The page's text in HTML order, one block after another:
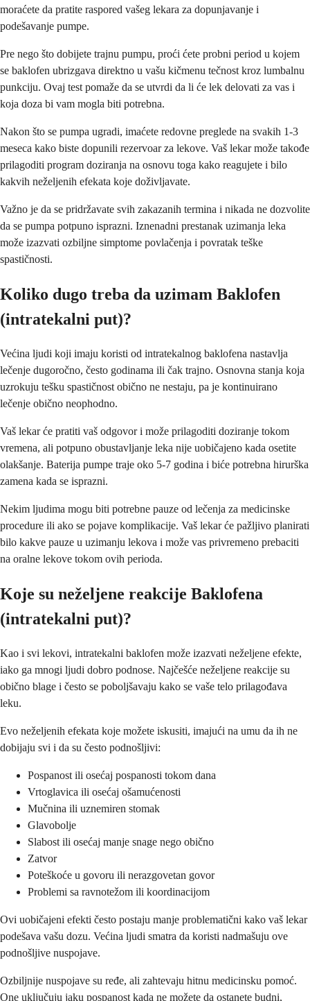
moraćete da pratite raspored vašeg lekara za dopunjavanje i
podešavanje pumpe.
Pre nego što dobijete trajnu pumpu, proći ćete probni period u kojem
se baklofen ubrizgava direktno u vašu kičmenu tečnost kroz lumbalnu
punkciju. Ovaj test pomaže da se utvrdi da li će lek delovati za vas i
koja doza bi vam mogla biti potrebna.
Nakon što se pumpa ugradi, imaćete redovne preglede na svakih 1-3
meseca kako biste dopunili rezervoar za lekove. Vaš lekar može takođe
prilagoditi program doziranja na osnovu toga kako reagujete i bilo
kakvih neželjenih efekata koje doživljavate.
Važno je da se pridržavate svih zakazanih termina i nikada ne dozvolite
da se pumpa potpuno isprazni. Iznenadni prestanak uzimanja leka
može izazvati ozbiljne simptome povlačenja i povratak teške
spastičnosti.
Koliko dugo treba da uzimam Baklofen
(intratekalni put)?
Većina ljudi koji imaju koristi od intratekalnog baklofena nastavlja
lečenje dugoročno, često godinama ili čak trajno. Osnovna stanja koja
uzrokuju tešku spastičnost obično ne nestaju, pa je kontinuirano
lečenje obično neophodno.
Vaš lekar će pratiti vaš odgovor i može prilagoditi doziranje tokom
vremena, ali potpuno obustavljanje leka nije uobičajeno kada osetite
olakšanje. Baterija pumpe traje oko 5-7 godina i biće potrebna hirurška
zamena kada se isprazni.
Nekim ljudima mogu biti potrebne pauze od lečenja za medicinske
procedure ili ako se pojave komplikacije. Vaš lekar će pažljivo planirati
bilo kakve pauze u uzimanju lekova i može vas privremeno prebaciti
na oralne lekove tokom ovih perioda.
Koje su neželjene reakcije Baklofena
(intratekalni put)?
Kao i svi lekovi, intratekalni baklofen može izazvati neželjene efekte,
iako ga mnogi ljudi dobro podnose. Najčešće neželjene reakcije su
obično blage i često se poboljšavaju kako se vaše telo prilagođava
leku.
Evo neželjenih efekata koje možete iskusiti, imajući na umu da ih ne
dobijaju svi i da su često podnošljivi:
Pospanost ili osećaj pospanosti tokom dana
Vrtoglavica ili osećaj ošamućenosti
Mučnina ili uznemiren stomak
Glavobolje
Slabost ili osećaj manje snage nego obično
Zatvor
Poteškoće u govoru ili nerazgovetan govor
Problemi sa ravnotežom ili koordinacijom
Ovi uobičajeni efekti često postaju manje problematični kako vaš lekar
podešava vašu dozu. Većina ljudi smatra da koristi nadmašuju ove
podnošljive nuspojave.
Ozbiljnije nuspojave su ređe, ali zahtevaju hitnu medicinsku pomoć.
One uključuju jaku pospanost kada ne možete da ostanete budni,